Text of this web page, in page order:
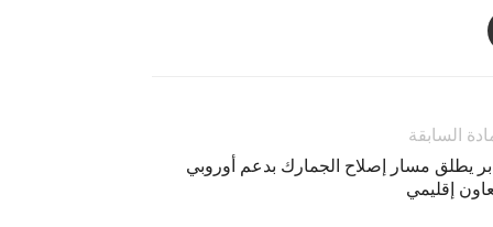
السابقة
يطلق مسار إصلاح الجمارك بدعم أوروبي
إقليمي